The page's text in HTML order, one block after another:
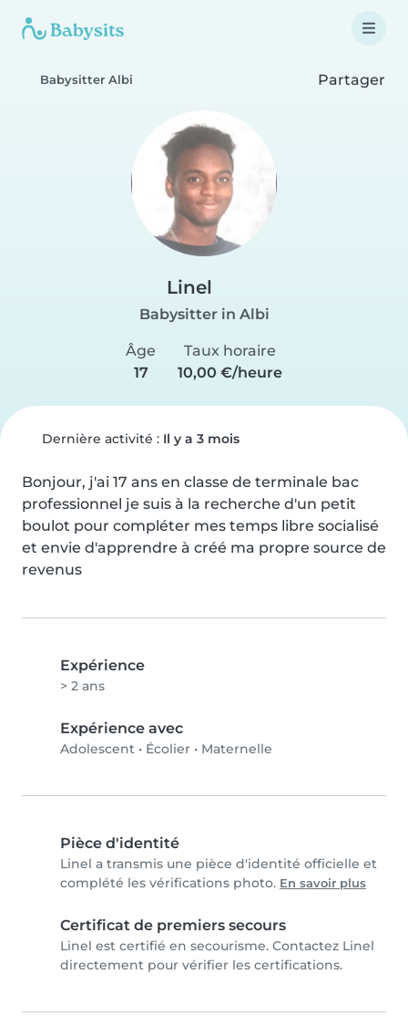
Babysitter Albi Partager
Linel
Babysitter in Albi
Âge
17
Taux horaire
10,00 €/heure
Dernière activité : Il y a 3 mois
Bonjour, j'ai 17 ans en classe de terminale bac
professionnel je suis à la recherche d'un petit
boulot pour compléter mes temps libre socialisé
et envie d'apprendre à créé ma propre source de
revenus
Expérience
> 2 ans
Expérience avec
Adolescent • Écolier • Maternelle
Pièce d'identité
Linel a transmis une pièce d'identité officielle et
complété les vérifications photo. En savoir plus
Certificat de premiers secours
Linel est certifié en secourisme. Contactez Linel
directement pour vérifier les certifications.